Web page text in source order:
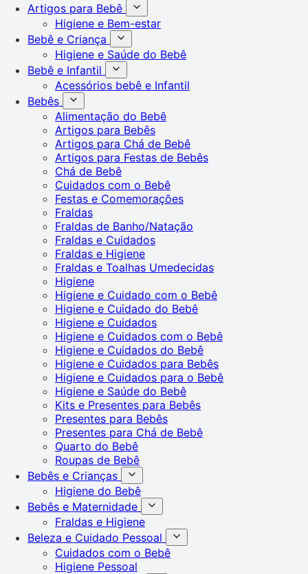
Artigos para Bebê
Higiene e Bem-estar
Bebê e Criança
Higiene e Saúde do Bebê
Bebê e Infantil
Acessórios bebê e Infantil
Bebês
Alimentação do Bebê
Artigos para Bebês
Artigos para Chá de Bebê
Artigos para Festas de Bebês
Chá de Bebê
Cuidados com o Bebê
Festas e Comemorações
Fraldas
Fraldas de Banho/Natação
Fraldas e Cuidados
Fraldas e Higiene
Fraldas e Toalhas Umedecidas
Higiene
Higiene e Cuidado com o Bebê
Higiene e Cuidado do Bebê
Higiene e Cuidados
Higiene e Cuidados com o Bebê
Higiene e Cuidados do Bebê
Higiene e Cuidados para Bebês
Higiene e Cuidados para o Bebê
Higiene e Saúde do Bebê
Kits e Presentes para Bebês
Presentes para Bebês
Presentes para Chá de Bebê
Quarto do Bebê
Roupas de Bebê
Bebês e Crianças
Higiene do Bebê
Bebês e Maternidade
Fraldas e Higiene
Beleza e Cuidado Pessoal
Cuidados com o Bebê
Higiene Pessoal